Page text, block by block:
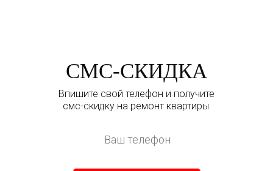
СМС-СКИДКА
Впишите свой телефон и получите
смс-скидку на ремонт квартиры: